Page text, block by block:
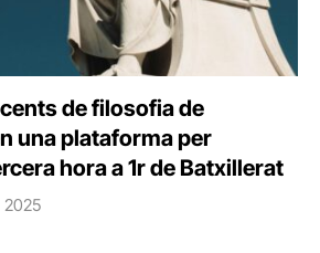
de filosofia de
una plataforma per
hora a 1r de Batxillerat
2025